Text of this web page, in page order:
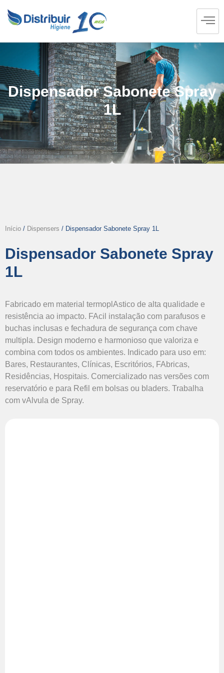
Dispensador Sabonete Spray
1L
Início / Dispensers / Dispensador Sabonete Spray 1L
Dispensador Sabonete Spray
1L
Fabricado em material termoplAstico de alta qualidade e
resistência ao impacto. FAcil instalação com parafusos e
buchas inclusas e fechadura de segurança com chave
multipla. Design moderno e harmonioso que valoriza e
combina com todos os ambientes. Indicado para uso em:
Bares, Restaurantes, Clínicas, Escritórios, FAbricas,
Residências, Hospitais. Comercializado nas versões com
reservatório e para Refil em bolsas ou bladers. Trabalha
com vAlvula de Spray.